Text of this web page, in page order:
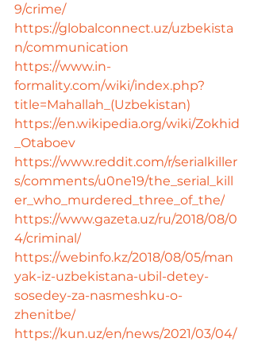
9/crime/
https://globalconnect.uz/uzbekista
n/communication
https://www.in-
formality.com/wiki/index.php?
title=Mahallah_(Uzbekistan)
https://en.wikipedia.org/wiki/Zokhid
_Otaboev
https://www.reddit.com/r/serialkiller
s/comments/u0ne19/the_serial_kill
er_who_murdered_three_of_the/
https://www.gazeta.uz/ru/2018/08/0
4/criminal/
https://webinfo.kz/2018/08/05/man
yak-iz-uzbekistana-ubil-detey-
sosedey-za-nasmeshku-o-
zhenitbe/
https://kun.uz/en/news/2021/03/04/